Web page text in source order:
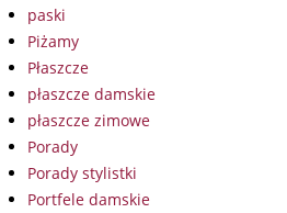
paski
Piżamy
Płaszcze
płaszcze damskie
płaszcze zimowe
Porady
Porady stylistki
Portfele damskie